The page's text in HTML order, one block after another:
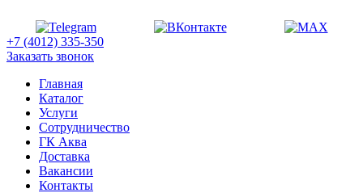
+7 (4012) 335-350
Заказать звонок
Главная
Каталог
Услуги
Сотрудничество
ГК Аква
Доставка
Вакансии
Контакты